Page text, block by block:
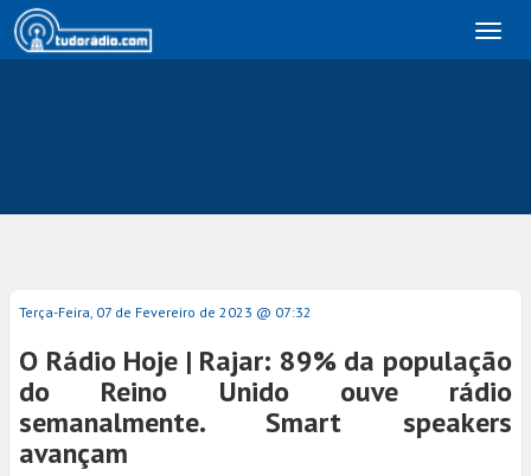
Terça-Feira, 07 de Fevereiro de 2023 @ 07:32
O Rádio Hoje | Rajar: 89% da população
do Reino Unido ouve rádio
semanalmente. Smart speakers
avançam